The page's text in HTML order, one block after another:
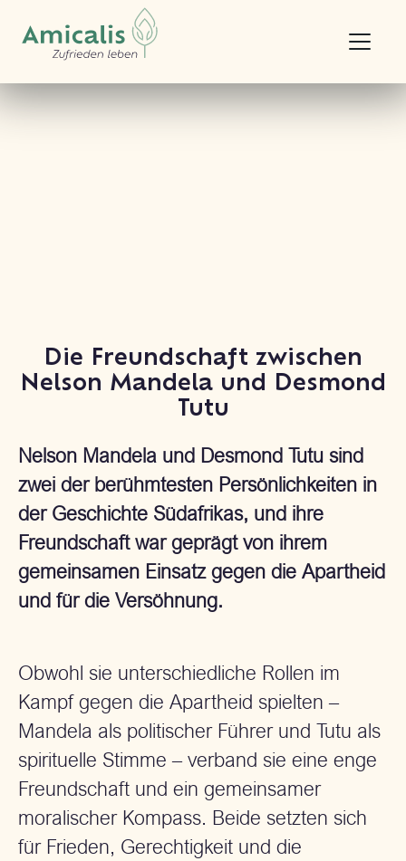
Die Freundschaft zwischen
Nelson Mandela und Desmond
Tutu
Nelson Mandela und Desmond Tutu sind
zwei der berühmtesten Persönlichkeiten in
der Geschichte Südafrikas, und ihre
Freundschaft war geprägt von ihrem
gemeinsamen Einsatz gegen die Apartheid
und für die Versöhnung.
Obwohl sie unterschiedliche Rollen im
Kampf gegen die Apartheid spielten –
Mandela als politischer Führer und Tutu als
spirituelle Stimme – verband sie eine enge
Freundschaft und ein gemeinsamer
moralischer Kompass. Beide setzten sich
für Frieden, Gerechtigkeit und die